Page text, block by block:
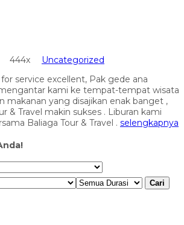
444x
Uncategorized
service excellent, Pak gede ana
kami ke tempat-tempat wisata
makanan yang disajikan enak banget ,
& Travel makin sukses . Liburan kami
Baliaga Tour & Travel . selengkapnya
Cari